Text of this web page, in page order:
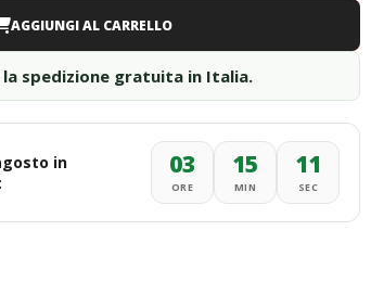
AGGIUNGI AL CARRELLO
la spedizione gratuita in Italia.
in
03
ORE
15
MIN
10
SEC